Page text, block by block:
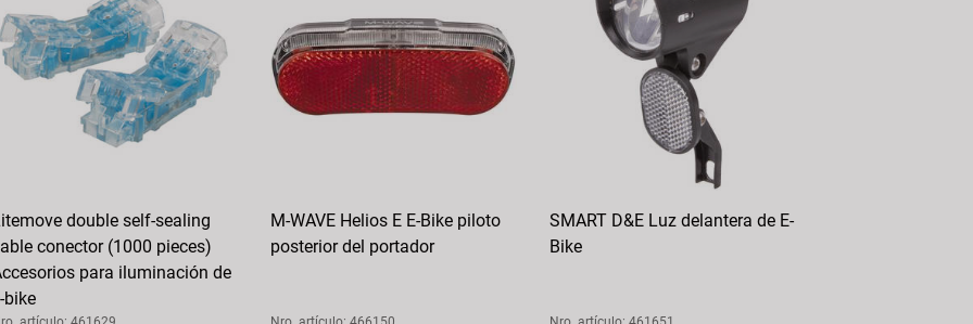
double self-sealing
conector (1000 pieces)
para iluminación de
bike
M-WAVE Helios E E-Bike piloto
posterior del portador
SMART D&E Luz delantera de E-
Bike